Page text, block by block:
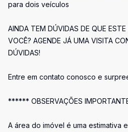
para dois veículos
AINDA TEM DÚVIDAS DE QUE ESTE
VOCÊ? AGENDE JÁ UMA VISITA
DÚVIDAS!
Entre em contato conosco e
****** OBSERVAÇÕES
A área do imóvel é uma estimativa